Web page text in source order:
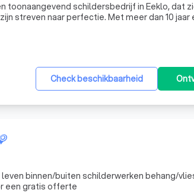
toonaangevend schildersbedrijf in Eeklo, dat
streven naar perfectie. Met meer dan 10 jaar
Check beschikbaarheid
binnen/buiten schilderwerken behang/
een gratis offerte